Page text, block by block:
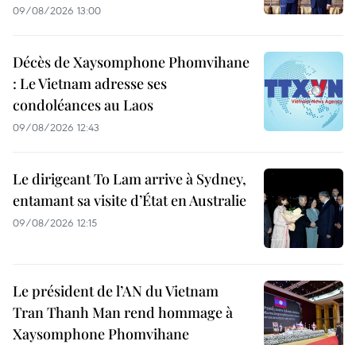
09/08/2026 13:00
Décès de Xaysomphone Phomvihane
: Le Vietnam adresse ses
condoléances au Laos
09/08/2026 12:43
Le dirigeant To Lam arrive à Sydney,
entamant sa visite d’État en Australie
09/08/2026 12:15
Le président de l’AN du Vietnam
Tran Thanh Man rend hommage à
Xaysomphone Phomvihane